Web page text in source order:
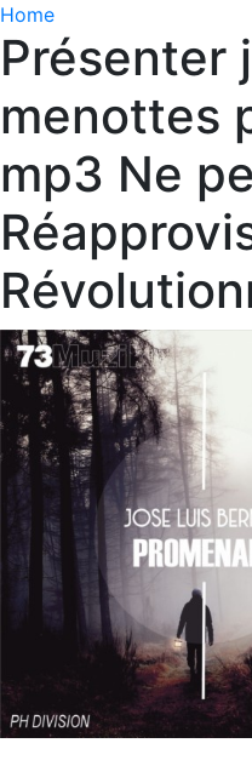
Home
Présenter
menottes
mp3 Ne